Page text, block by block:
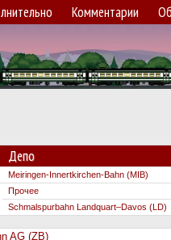
Комментарии
Депо
Meiringen-Innertkirchen-Bahn (MIB)
Прочее
Schmalspurbahn Landquart–Davos (LD)
AG (ZB)